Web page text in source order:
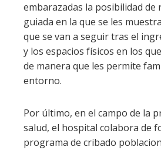
embarazadas la posibilidad de
guiada en la que se les
que se van a seguir tras el
y los espacios físicos en los
de manera que les permite
entorno.
Por último, en el campo de la
salud, el hospital colabora de
programa de cribado